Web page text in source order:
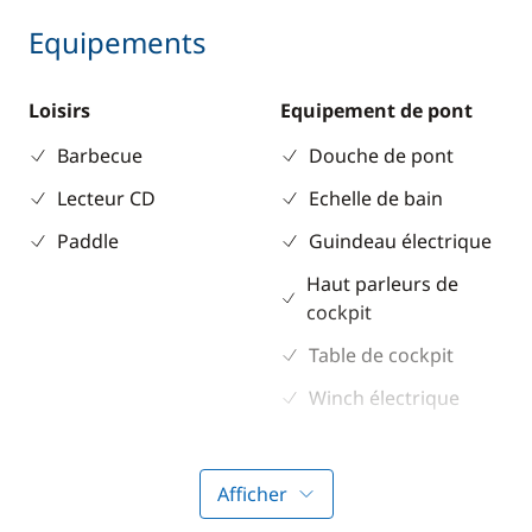
Equipements
Loisirs
Barbecue
Lecteur CD
Paddle
Equipement de pont
Douche de pont
Echelle de bain
Guindeau électrique
Haut parleurs de
cockpit
Table de cockpit
Winch électrique
Divers
Equipement de
Afficher